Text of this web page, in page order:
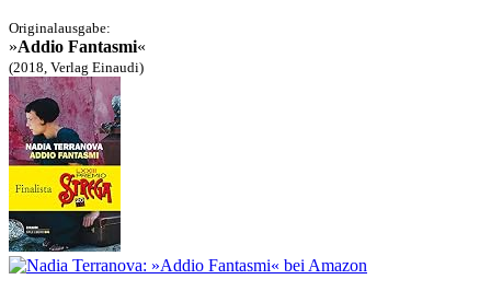
Originalausgabe:
»Addio Fantasmi«
(2018, Verlag Einaudi)